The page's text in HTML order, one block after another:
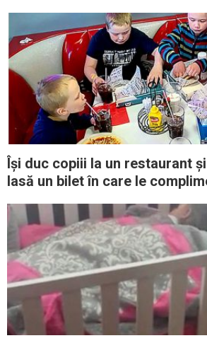
Își duc copiii la un restaurant
lasă un bilet în care le